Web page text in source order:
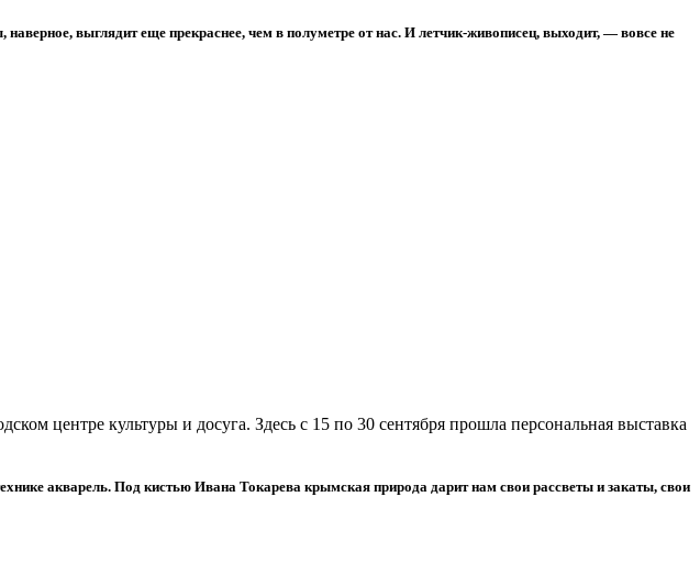
выглядит еще прекраснее, чем в полуметре от нас. И летчик-живописец, выходит, — вовсе не
центре культуры и досуга. Здесь с 15 по 30 сентября прошла персональная выставка
акварель. Под кистью Ивана Токарева крымская природа дарит нам свои рассветы и закаты, свои